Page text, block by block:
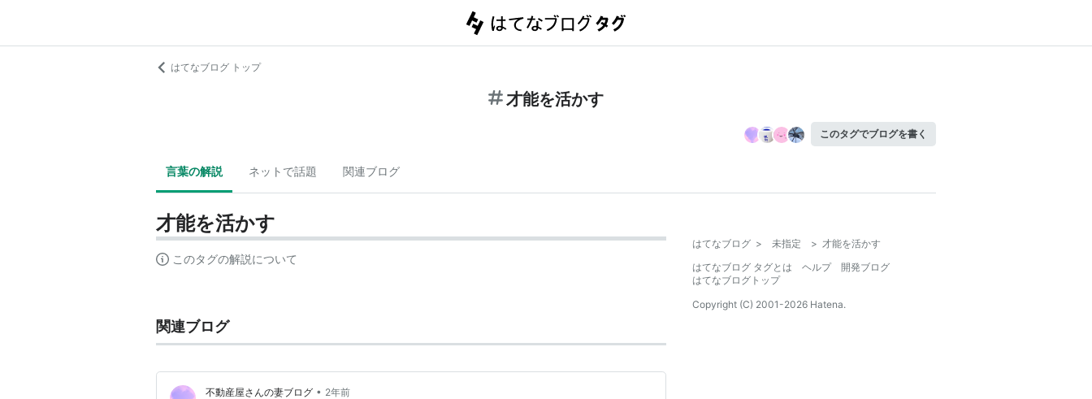
はてなブログ トップ
才能を活かす
このタグでブログを書く
言葉の解説 ネットで話題 関連ブログ
才能を活かす
このタグの解説について
関連ブログ
不動産屋さんの妻ブログ • 2年前
はてなブログ > 未指定 > 才能を活かす
はてなブログ タグとは
ヘルプ
開発ブログ
はてなブログトップ
Copyright (C) 2001-2026 Hatena.